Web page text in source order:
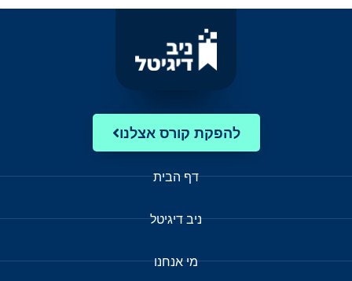
להפקת קורס אצלנו
דף הבית
ניב דיגיטל
מי אנחנו